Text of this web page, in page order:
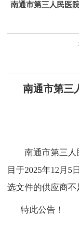
南通市第三人民医
南通市第三
南通市第三人
目 于2025年12 月 5 日
选文件的供应商不
特此公告！